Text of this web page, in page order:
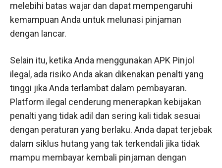
melebihi batas wajar dan dapat mempengaruhi
kemampuan Anda untuk melunasi pinjaman
dengan lancar.
Selain itu, ketika Anda menggunakan APK Pinjol
ilegal, ada risiko Anda akan dikenakan penalti yang
tinggi jika Anda terlambat dalam pembayaran.
Platform ilegal cenderung menerapkan kebijakan
penalti yang tidak adil dan sering kali tidak sesuai
dengan peraturan yang berlaku. Anda dapat terjebak
dalam siklus hutang yang tak terkendali jika tidak
mampu membayar kembali pinjaman dengan